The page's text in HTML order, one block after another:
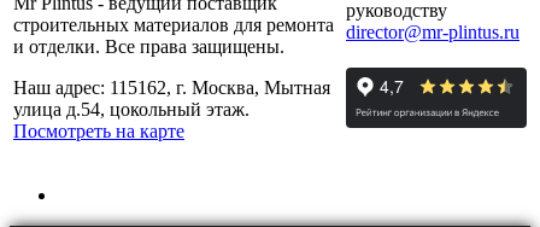
строительных материалов для ремонта
и отделки. Все права защищены.
Наш адрес: 115162, г. Москва, Мытная
улица д.54, цокольный этаж.
Посмотреть на карте
руководству
director@mr-plintus.ru